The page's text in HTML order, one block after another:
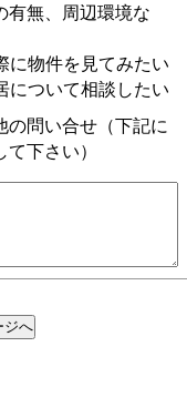
有無、周辺環境な
に物件を見てみたい
について相談したい
の問い合せ（下記に
て下さい）